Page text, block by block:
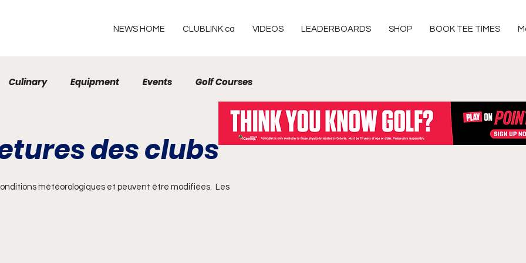
NEWS HOME CLUBLINK.ca VIDEOS LEADERBOARDS SHOP BOOK TEE TIMES
Culinary Equipment Events Golf Courses
des clubs
météorologiques et peuvent être modifiées.  Les